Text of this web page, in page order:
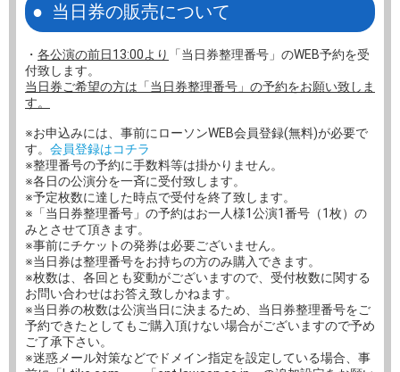
当日券の販売について
・ 各公演の前日13:00より
「当日券整理番号」のWEB予約を受
付致します。
当日券ご希望の方は「当日券整理番号」の予約をお願い致しま
す。
※お申込みには、事前にローソンWEB会員登録(無料)が必要で
す。 会員登録はコチラ
※整理番号の予約に手数料等は掛かりません。
※各日の公演分を一斉に受付致します。
※予定枚数に達した時点で受付を終了致します。
※「当日券整理番号」の予約はお一人様1公演1番号（1枚）の
みとさせて頂きます。
※事前にチケットの発券は必要ございません。
※当日券は整理番号をお持ちの方のみ購入できます。
※枚数は、各回とも変動がございますので、受付枚数に関する
お問い合わせはお答え致しかねます。
※当日券の枚数は公演当日に決まるため、当日券整理番号をご
予約できたとしてもご購入頂けない場合がございますので予め
ご了承下さい。
※迷惑メール対策などでドメイン指定を設定している場合、事